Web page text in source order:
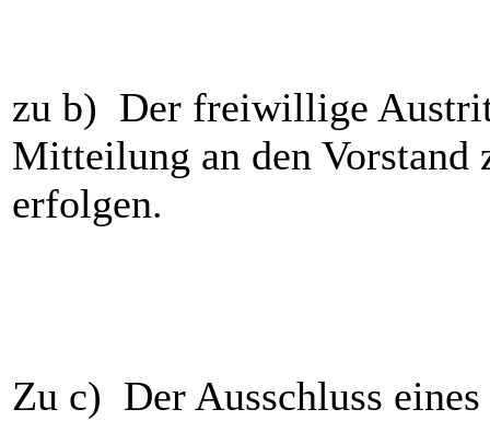
zu b) Der freiwillige
Mitteilung an den Vorstand
erfolgen.
Zu c) Der Ausschluss